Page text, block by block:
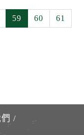
59 60 61
/